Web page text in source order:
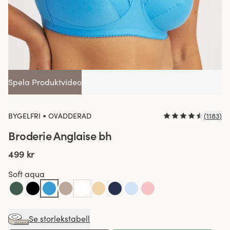
Spela Produktvideo
BYGELFRI • OVADDERAD (1183)
Broderie Anglaise bh
499 kr
Soft aqua
Se storlekstabell